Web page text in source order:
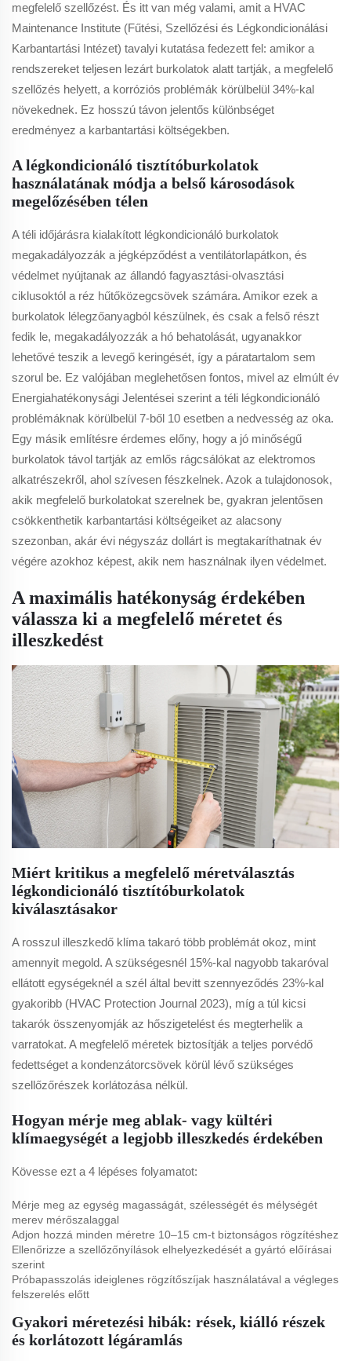
megfelelő szellőzést. És itt van még valami, amit a HVAC
Maintenance Institute (Fűtési, Szellőzési és Légkondicionálási
Karbantartási Intézet) tavalyi kutatása fedezett fel: amikor a
rendszereket teljesen lezárt burkolatok alatt tartják, a megfelelő
szellőzés helyett, a korróziós problémák körülbelül 34%-kal
növekednek. Ez hosszú távon jelentős különbséget
eredményez a karbantartási költségekben.
A légkondicionáló tisztítóburkolatok
használatának módja a belső károsodások
megelőzésében télen
A téli időjárásra kialakított légkondicionáló burkolatok
megakadályozzák a jégképződést a ventilátorlapátkon, és
védelmet nyújtanak az állandó fagyasztási-olvasztási
ciklusoktól a réz hűtőközegcsövek számára. Amikor ezek a
burkolatok lélegzőanyagból készülnek, és csak a felső részt
fedik le, megakadályozzák a hó behatolását, ugyanakkor
lehetővé teszik a levegő keringését, így a páratartalom sem
szorul be. Ez valójában meglehetősen fontos, mivel az elmúlt év
Energiahatékonysági Jelentései szerint a téli légkondicionáló
problémáknak körülbelül 7-ből 10 esetben a nedvesség az oka.
Egy másik említésre érdemes előny, hogy a jó minőségű
burkolatok távol tartják az emlős rágcsálókat az elektromos
alkatrészekről, ahol szívesen fészkelnek. Azok a tulajdonosok,
akik megfelelő burkolatokat szerelnek be, gyakran jelentősen
csökkenthetik karbantartási költségeiket az alacsony
szezonban, akár évi négyszáz dollárt is megtakaríthatnak év
végére azokhoz képest, akik nem használnak ilyen védelmet.
A maximális hatékonyság érdekében
válassza ki a megfelelő méretet és
illeszkedést
Miért kritikus a megfelelő méretválasztás
légkondicionáló tisztítóburkolatok
kiválasztásakor
A rosszul illeszkedő klíma takaró több problémát okoz, mint
amennyit megold. A szükségesnél 15%-kal nagyobb takaróval
ellátott egységeknél a szél által bevitt szennyeződés 23%-kal
gyakoribb (HVAC Protection Journal 2023), míg a túl kicsi
takarók összenyomják az hőszigetelést és megterhelik a
varratokat. A megfelelő méretek biztosítják a teljes porvédő
fedettséget a kondenzátorcsövek körül lévő szükséges
szellőzőrészek korlátozása nélkül.
Hogyan mérje meg ablak- vagy kültéri
klímaegységét a legjobb illeszkedés érdekében
Kövesse ezt a 4 lépéses folyamatot:
Mérje meg az egység magasságát, szélességét és mélységét
merev mérőszalaggal
Adjon hozzá minden méretre 10–15 cm-t biztonságos rögzítéshez
Ellenőrizze a szellőzőnyílások elhelyezkedését a gyártó előírásai
szerint
Próbapasszolás ideiglenes rögzítőszíjak használatával a végleges
felszerelés előtt
Gyakori méretezési hibák: rések, kiálló részek
és korlátozott légáramlás